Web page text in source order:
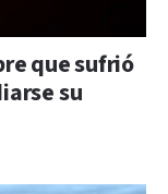
que sufrió
su